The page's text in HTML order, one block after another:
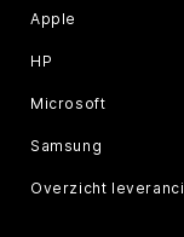
Apple
HP
Microsoft
Samsung
Overzicht